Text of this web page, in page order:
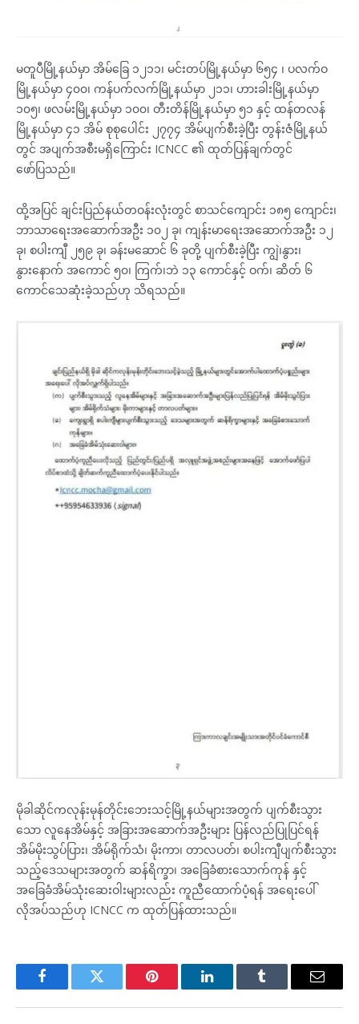
မတူပီမြို့နယ်မှာ အိမ်ခြေ ၁၂၁၁၊ မင်းတပ်မြို့နယ်မှာ ၆၅၄ ၊ ပလက်ဝ
မြို့နယ်မှာ ၄၀၀၊ ကန်ပက်လက်မြို့နယ်မှာ ၂၁၁၊ ဟားခါးမြို့နယ်မှာ
၁၀၅၊ ဖလမ်းမြို့နယ်မှာ ၁၀၀၊ တီးတိန်မြို့နယ်မှာ ၅၁ နှင့် ထန်တလန်
မြို့နယ်မှာ ၄၁ အိမ် စုစုပေါင်း ၂၇၇၄ အိမ်ပျက်စီးခဲ့ပြီး တွန်းဇံမြို့နယ်
တွင် အပျက်အစီးမရှိကြောင်း ICNCC ၏ ထုတ်ပြန်ချက်တွင်
ဖော်ပြသည်။
ထို့အပြင် ချင်းပြည်နယ်တဝန်းလုံးတွင် စာသင်ကျောင်း ၁၈၅ ကျောင်း၊
ဘာသာရေးအဆောက်အဦး ၁၀၂ ခု၊ ကျန်းမာရေးအဆောက်အဦး ၁၂
ခု၊ စပါးကျီ ၂၅၉ ခု၊ ခန်းမဆောင် ၆ ခုတို့ ပျက်စီးခဲ့ပြီး ကျွဲ၊နွား၊
နွားနောက် အကောင် ၅၀၊ ကြက်၊ဘဲ ၁၃ ကောင်နှင့် ဝက်၊ ဆိတ် ၆
ကောင်သေဆုံးခဲ့သည်ဟု သိရသည်။
မိုခါဆိုင်ကလုန်းမုန်တိုင်းဘေးသင့်မြို့နယ်များအတွက် ပျက်စီးသွား
သော လူနေအိမ်နှင့် အခြားအဆောက်အဦးများ ပြန်လည်ပြုပြင်ရန်
အိမ်မိုးသွပ်ပြား၊ အိမ်ရိုက်သံ၊ မိုးကာ၊ တာလပတ်၊ စပါးကျီပျက်စီးသွား
သည့်ဒေသများအတွက် ဆန်ရိက္ခာ၊ အခြေခံစားသောက်ကုန် နှင့်
အခြေခံအိမ်သုံးဆေးဝါးများလည်း ကူညီထောက်ပံ့ရန် အရေးပေါ်
လိုအပ်သည်ဟု ICNCC က ထုတ်ပြန်ထားသည်။
FacebookTwitter Pinterest LinkedInTumblr Email